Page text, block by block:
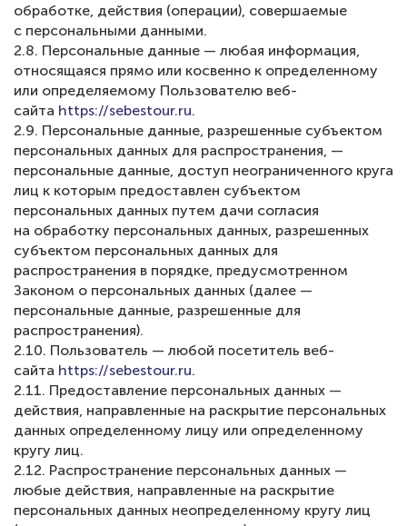
обработке, действия (операции), совершаемые
с персональными данными.
2.8. Персональные данные — любая информация,
относящаяся прямо или косвенно к определенному
или определяемому Пользователю веб-
сайта https://sebestour.ru.
2.9. Персональные данные, разрешенные субъектом
персональных данных для распространения, —
персональные данные, доступ неограниченного круга
лиц к которым предоставлен субъектом
персональных данных путем дачи согласия
на обработку персональных данных, разрешенных
субъектом персональных данных для
распространения в порядке, предусмотренном
Законом о персональных данных (далее —
персональные данные, разрешенные для
распространения).
2.10. Пользователь — любой посетитель веб-
сайта https://sebestour.ru.
2.11. Предоставление персональных данных —
действия, направленные на раскрытие персональных
данных определенному лицу или определенному
кругу лиц.
2.12. Распространение персональных данных —
любые действия, направленные на раскрытие
персональных данных неопределенному кругу лиц